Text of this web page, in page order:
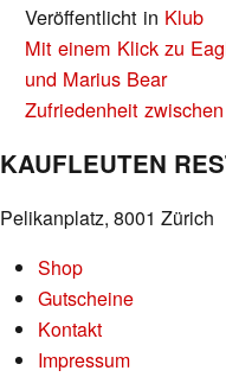
Veröffentlicht in Klub
BEITRAGS-
NAVIGATION
Mit einem Klick zu
und Marius Bear
Zufriedenheit
KAUFLEUTEN
Pelikanplatz, 8001 Zürich
Shop
Gutscheine
Kontakt
Impressum